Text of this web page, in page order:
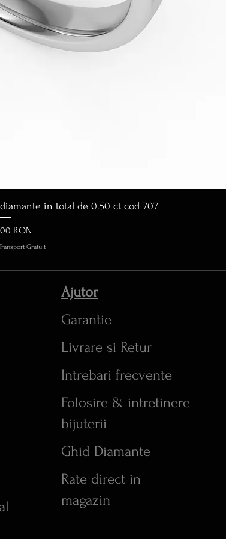
rapidă in total de 0.50 ct cod 707
RON
Gratuit
Ajutor
Garantie
Livrare si Retur
Intrebari frecvente
Folosire & intretinere
bijuterii
Ghid Diamante
Rate direct in
magazin